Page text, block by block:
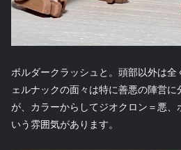
ボルダークラッシュと。頭部以外は
ェルナックの面々は特に善悪の陣営
が、カラーからしてジオクロン＝悪、
いう雰囲気があります。